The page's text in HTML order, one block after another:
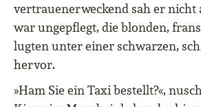
vertrauenerweckend sah er nicht
war ungepflegt, die blonden,
lugten unter einer schwarzen,
hervor.
»Ham Sie ein Taxi bestellt?«,